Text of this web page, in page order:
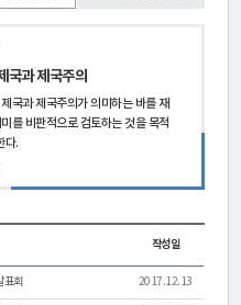
국과 제국주의
국과 제국주의가 의미하는 바를 재
를 비판적으로 검토하는 것을 목적
다.
작성일
표회 2017.12.13